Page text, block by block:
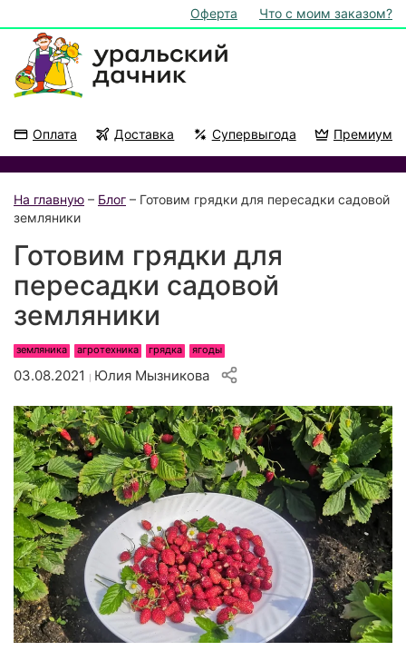
Оферта Что с моим заказом?
Оплата Доставка Супервыгода Премиум
На главную – Блог – Готовим грядки для пересадки садовой
земляники
Готовим грядки для
пересадки садовой
земляники
земляника агротехника грядка ягоды
03.08.2021 Юлия Мызникова